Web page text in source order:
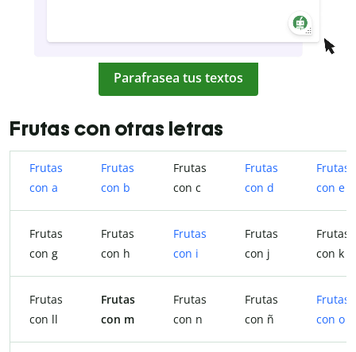
Parafrasea tus textos
Frutas con otras letras
Frutas
con a
Frutas
con b
Frutas
con c
Frutas
con d
Frutas
con e
Frutas
con g
Frutas
con h
Frutas
con i
Frutas
con j
Frutas
con k
Frutas
con ll
Frutas
con m
Frutas
con n
Frutas
con ñ
Frutas
con o